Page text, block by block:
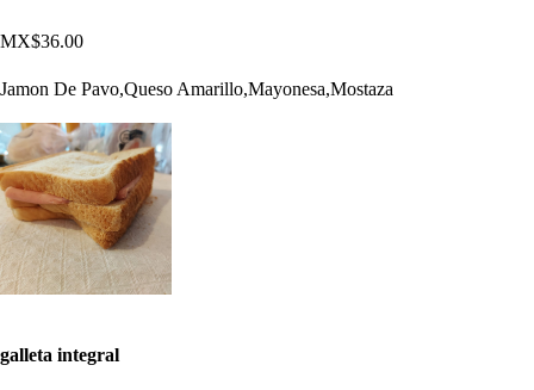
MX$36.00
Jamon De Pavo,Queso Amarillo,Mayonesa,Mostaza
galleta integral